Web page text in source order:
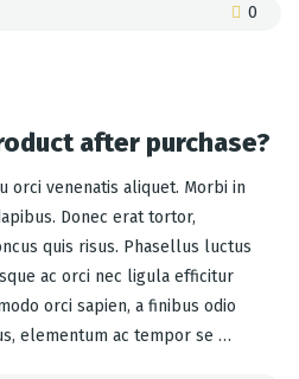
0
after purchase?
orci venenatis aliquet. Morbi in
Donec erat tortor,
quis risus. Phasellus luctus
ac orci nec ligula efficitur
orci sapien, a finibus odio
elementum ac tempor se …